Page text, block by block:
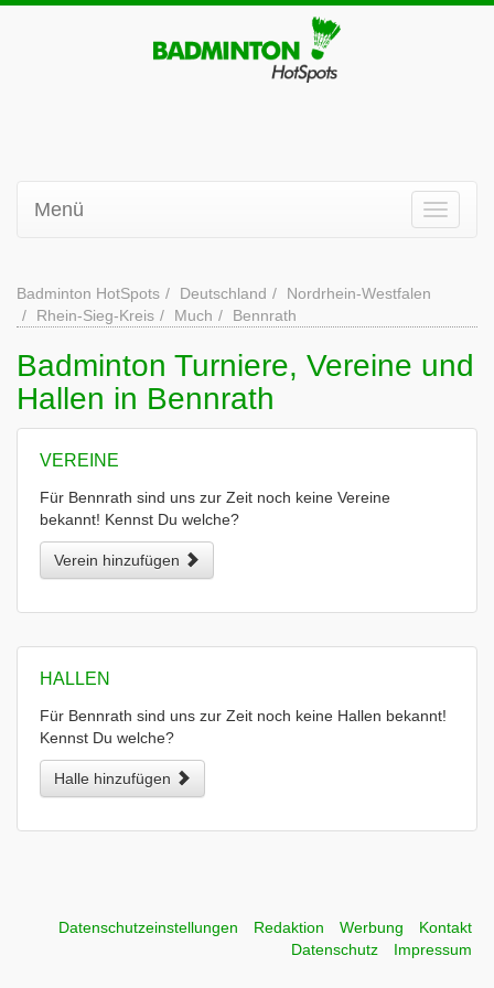
Menü
Badminton HotSpots Deutschland
Nordrhein-Westfalen
Rhein-Sieg-Kreis
Much Bennrath
Badminton Turniere, Vereine und
Hallen in Bennrath
VEREINE
Für Bennrath sind uns zur Zeit noch keine Vereine
bekannt! Kennst Du welche?
Verein hinzufügen
HALLEN
Für Bennrath sind uns zur Zeit noch keine Hallen bekannt!
Kennst Du welche?
Halle hinzufügen
Datenschutzeinstellungen Redaktion Werbung
Kontakt
Datenschutz
Impressum